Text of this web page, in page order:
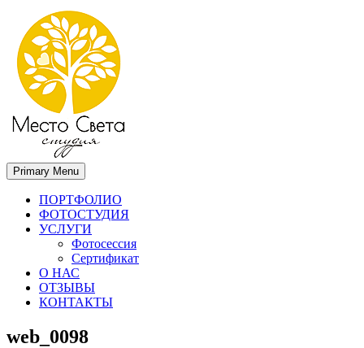
Место света. Свадебный фотограф в Орле Апальков Вячеслав
Свадебный фотограф в Орле
Primary Menu
ПОРТФОЛИО
ФОТОСТУДИЯ
УСЛУГИ
Фотосессия
Сертификат
О НАС
ОТЗЫВЫ
КОНТАКТЫ
web_0098